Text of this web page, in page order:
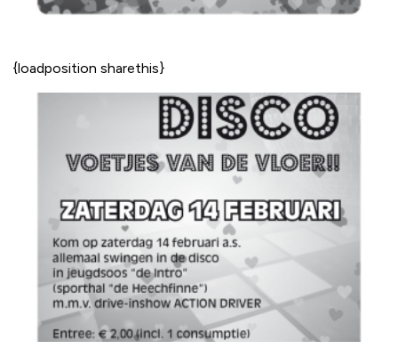
{loadposition sharethis}